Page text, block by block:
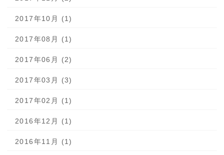
2017年10月 (1)
2017年08月 (1)
2017年06月 (2)
2017年03月 (3)
2017年02月 (1)
2016年12月 (1)
2016年11月 (1)